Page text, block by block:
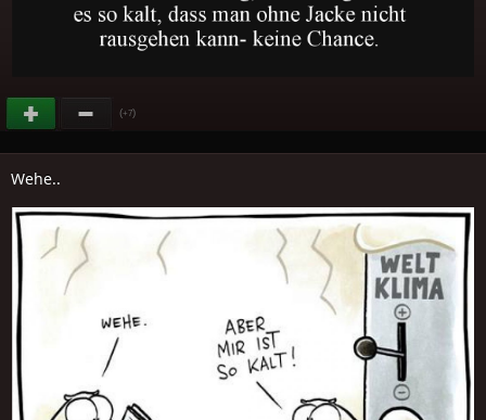
(+7)
Wehe..